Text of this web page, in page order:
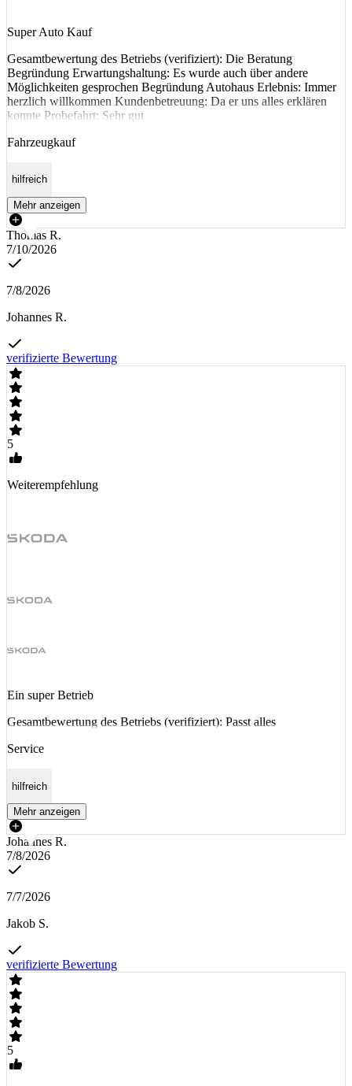
Super Auto Kauf
Gesamtbewertung des Betriebs (verifiziert): Die Beratung
Begründung Erwartungshaltung: Es wurde auch über andere
Möglichkeiten gesprochen Begründung Autohaus Erlebnis: Immer
herzlich willkommen Kundenbetreuung: Da er uns alles erklären
konnte Probefahrt: Sehr gut
Fahrzeugkauf
hilfreich
Mehr anzeigen
Thomas R.
7/10/2026
7/8/2026
Johannes R.
verifizierte Bewertung
5
Weiterempfehlung
Ein super Betrieb
Gesamtbewertung des Betriebs (verifiziert): Passt alles
Service
hilfreich
Mehr anzeigen
Johannes R.
7/8/2026
7/7/2026
Jakob S.
verifizierte Bewertung
5